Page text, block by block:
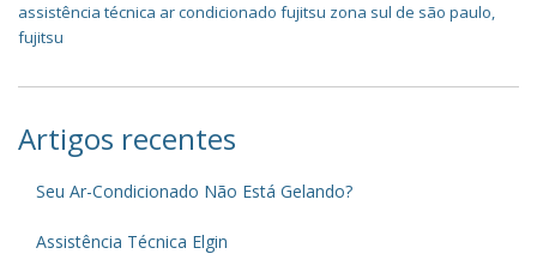
assistência técnica ar condicionado fujitsu zona sul de são paulo,
fujitsu
Artigos recentes
Seu Ar-Condicionado Não Está Gelando?
Assistência Técnica Elgin